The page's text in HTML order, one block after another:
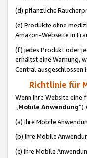
(d) pflanzliche
(e) Produkte ohne
Amazon-Webseite in
(f) jedes Produkt oder
erhältst eine Warnung,
Central ausgeschlossen
Richtlinie für
Wenn Ihre Website
„Mobile Anwendung“)
(a) Ihre Mobile
(b) Ihre Mobile
(c) Ihre Mobile